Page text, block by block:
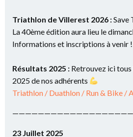
Triathlon de Villerest 2026 :Save
La 40ème édition aura lieu le
Informations et inscriptions à venir !
Résultats 2025 : Retrouvez ici
2025 de nos adhérents
Triathlon / Duathlon / Run & Bike /
23 Juillet 2025